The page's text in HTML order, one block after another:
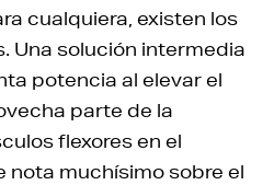
cualquiera, existen los
Una solución intermedia
potencia al elevar el
parte de la
flexores en el
nota muchísimo sobre el